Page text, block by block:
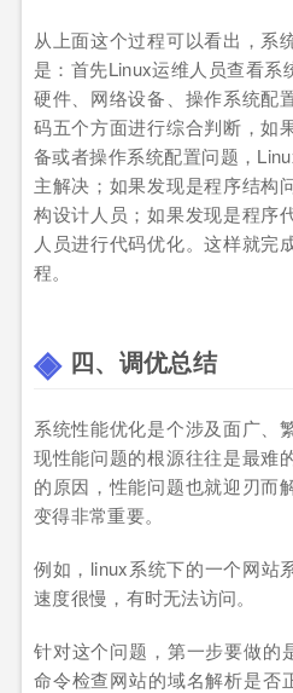
从上面这个过程可以看出，系
是：首先Linux运维人员查看
硬件、网络设备、操作系统配
码五个方面进行综合判断，如
备或者操作系统配置问题，
主解决；如果发现是程序结构
构设计人员；如果发现是程序
人员进行代码优化。这样就完
程。
四、调优总结
系统性能优化是个涉及面广、
现性能问题的根源往往是最难
的原因，性能问题也就迎刃而
变得非常重要。
例如，linux系统下的一个网站
速度很慢，有时无法访问。
针对这个问题，第一步要做的
命令检查网站的域名解析是否